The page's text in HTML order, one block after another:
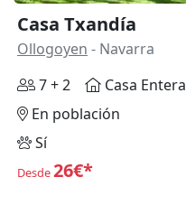
Casa Txandía
Ollogoyen - Navarra
7 + 2
Casa Entera
En población
Sí
Desde26€*